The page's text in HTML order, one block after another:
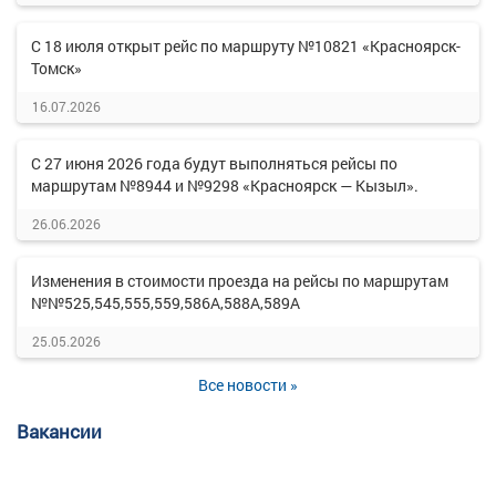
С 18 июля открыт рейс по маршруту №10821 «Красноярск-
Томск»
16.07.2026
С 27 июня 2026 года будут выполняться рейсы по
маршрутам №8944 и №9298 «Красноярск — Кызыл».
26.06.2026
Изменения в стоимости проезда на рейсы по маршрутам
№№525,545,555,559,586А,588А,589А
25.05.2026
Все новости »
Вакансии